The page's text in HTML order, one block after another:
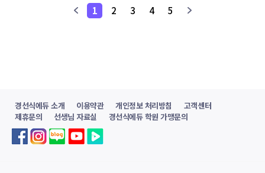
1 2 3 4 5
경선식에듀 소개 이용약관 개인정보 처리방침
고객센터
제휴문의
선생님 자료실 경선식에듀 학원 가맹문의